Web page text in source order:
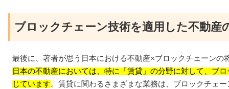
ブロックチェーン技術を適用した不動産
最後に、著者が思う日本における不動産×ブロックチェーンの
日本の不動産においては、特に「賃貸」の分野に対して、ブ
じています。賃貸に関わるさまざまな業務は、ブロックチェ